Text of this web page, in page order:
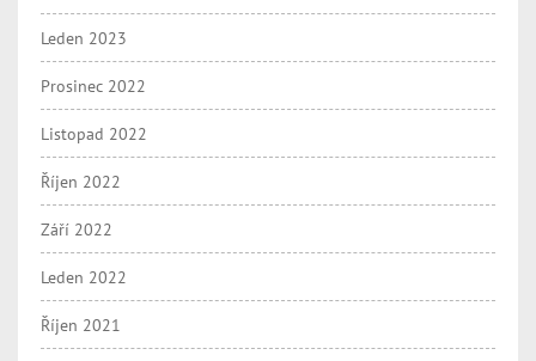
Leden 2023
Prosinec 2022
Listopad 2022
Říjen 2022
Září 2022
Leden 2022
Říjen 2021